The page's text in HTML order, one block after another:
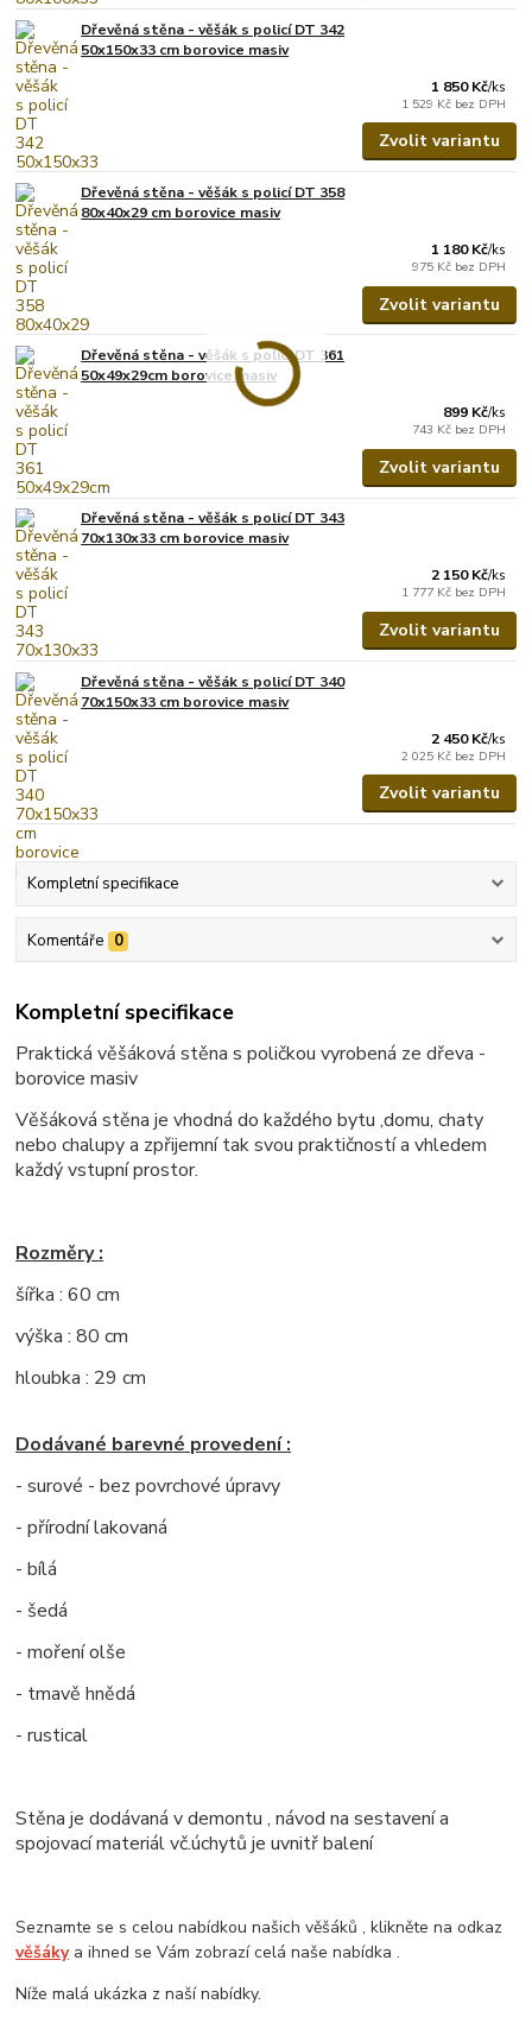
Dřevěná stěna - věšák s policí DT 342
50x150x33 cm borovice masiv
1 850 Kč/ks
1 529 Kč bez DPH
Zvolit variantu
Dřevěná stěna - věšák s policí DT 358
80x40x29 cm borovice masiv
1 180 Kč/ks
975 Kč bez DPH
Zvolit variantu
Dřevěná stěna - věšák s policí DT 361
50x49x29cm borovice masiv
899 Kč/ks
743 Kč bez DPH
Zvolit variantu
Dřevěná stěna - věšák s policí DT 343
70x130x33 cm borovice masiv
2 150 Kč/ks
1 777 Kč bez DPH
Zvolit variantu
Dřevěná stěna - věšák s policí DT 340
70x150x33 cm borovice masiv
2 450 Kč/ks
2 025 Kč bez DPH
Zvolit variantu
Kompletní specifikace
Komentáře 0
Kompletní specifikace
Praktická věšáková stěna s poličkou vyrobená ze dřeva -
borovice masiv
Věšáková stěna je vhodná do každého bytu ,domu, chaty
nebo chalupy a zpřijemní tak svou praktičností a vhledem
každý vstupní prostor.
Rozměry :
šířka : 60 cm
výška : 80 cm
hloubka : 29 cm
Dodávané barevné provedení :
- surové - bez povrchové úpravy
- přírodní lakovaná
- bílá
- šedá
- moření olše
- tmavě hnědá
- rustical
Stěna je dodávaná v demontu , návod na sestavení a
spojovací materiál vč.úchytů je uvnitř balení
Seznamte se s celou nabídkou našich věšáků , klikněte na odkaz
věšákya ihned se Vám zobrazí celá naše nabídka .
Níže malá ukázka z naší nabídky.